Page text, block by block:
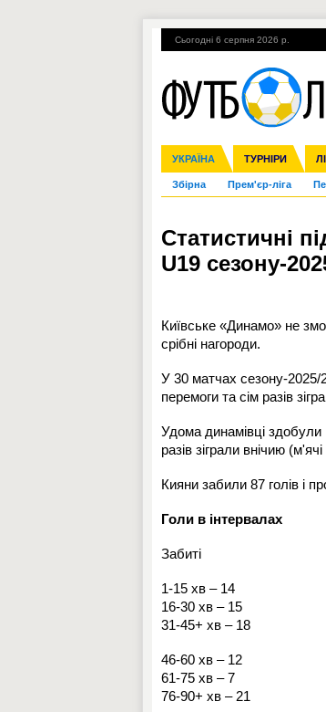
Сьогодні 6 серпня 2026 р.
УКРАЇНА ТУРНІРИ
Збірна Прем'єр-ліга
Ліга чемпіонів Ліга
Англія Іспанія Італія
ЧС-2014 ЄВРО-2016
Гарячі теми УПЛ, 1-й тур
Статистичні
U19 сезону-
Київське «Динамо» не
срібні нагороди.
У 30 матчах сезону-2025/
перемоги та сім разів
Удома динамівці здобули
разів зіграли внічию
Кияни забили 87 голів і
Голи в інтервалах
Забиті
1-15 хв – 14
16-30 хв – 15
31-45+ хв – 18
46-60 хв – 12
61-75 хв – 7
76-90+ хв – 21